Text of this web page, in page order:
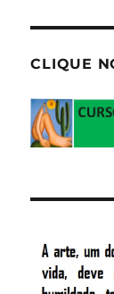
CLIQUE